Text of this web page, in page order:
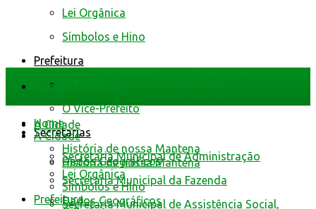
Lei Orgânica
Símbolos e Hino
Prefeitura
O Vice-Prefeito
Secretarias
Secretaria Municipal de Administração
Secretaria Municipal da Fazenda
Secretaria Municipal de Assistência Social,
Home
A Cidade
História de nossa Mantena
Dados Geográficos
Home
A Cidade
História de nossa Mantena
Dados Geográficos
Lei Orgânica
Símbolos e Hino
Prefeitura